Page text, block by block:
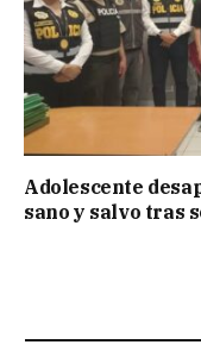
Adolescente
sano y salvo tras